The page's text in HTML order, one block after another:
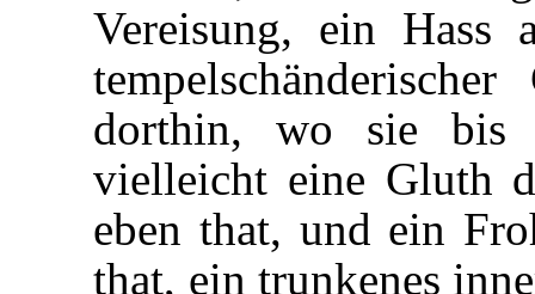
Vereisung, ein
dorthin, wo sie bis
vielleicht eine Gluth
eben that, und ein
that, ein trunkenes